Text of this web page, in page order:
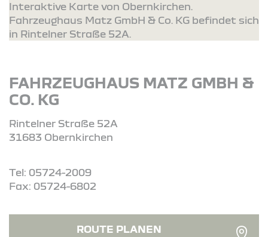
Interaktive Karte von Obernkirchen.
Fahrzeughaus Matz GmbH & Co. KG befindet sich
in Rintelner Straße 52A.
FAHRZEUGHAUS MATZ GMBH &
CO. KG
Rintelner Straße 52A
31683 Obernkirchen
Tel: 05724-2009
Fax: 05724-6802
ROUTE PLANEN